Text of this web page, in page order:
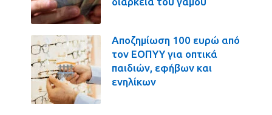
Αποζημίωση 100 ευρώ από
τον ΕΟΠΥΥ για οπτικά
παιδιών, εφήβων και
ενηλίκων